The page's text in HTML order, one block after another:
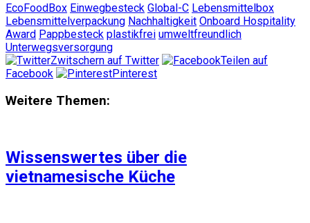
EcoFoodBox Einwegbesteck Global-C Lebensmittelbox
Lebensmittelverpackung Nachhaltigkeit Onboard Hospitality
Award Pappbesteck plastikfrei umweltfreundlich
Unterwegsversorgung
Zwitschern auf Twitter
Teilen auf
Facebook
Pinterest
Weitere Themen:
Wissenswertes über die
vietnamesische Küche